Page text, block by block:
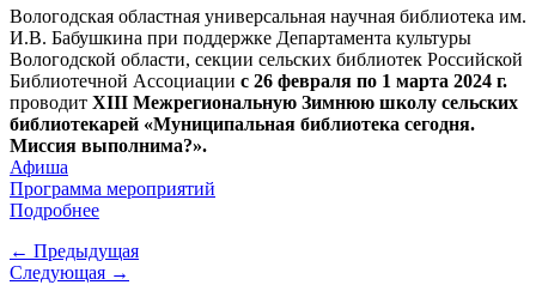
Вологодская областная универсальная научная библиотека им.
И.В. Бабушкина при поддержке Департамента культуры
Вологодской области, секции сельских библиотек Российской
Библиотечной Ассоциации с 26 февраля по 1 марта 2024 г.
проводит XIII Межрегиональную Зимнюю школу сельских
библиотекарей «Муниципальная библиотека сегодня.
Миссия выполнима?».
Афиша
Программа мероприятий
Подробнее
← Предыдущая
Следующая →